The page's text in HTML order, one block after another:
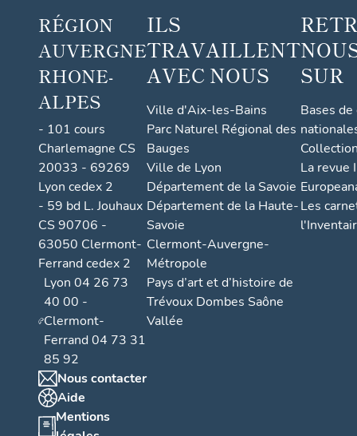
RÉGION
AUVERGNE
RHONE-
ALPES
- 101 cours
Charlemagne CS
20033 - 69269
Lyon cedex 2
- 59 bd L. Jouhaux
CS 90706 -
63050 Clermont-
Ferrand cedex 2
Lyon 04 26 73
40 00 -
Clermont-
Ferrand 04 73 31
85 92
Nous contacter
Aide
Mentions
ILS
TRAVAILLENT
AVEC NOUS
Ville d'Aix-les-Bains
Parc Naturel Régional des
Bauges
Ville de Lyon
Département de la Savoie
Département de la Haute-
Savoie
Clermont-Auvergne-
Métropole
Pays d’art et d’histoire de
Trévoux Dombes Saône
Vallée
SUR
Bases
La revue
Les